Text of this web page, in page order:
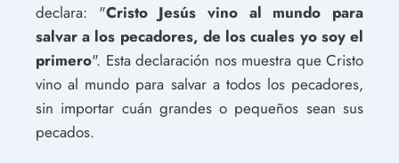
declara: "Cristo Jesús vino al mundo para
salvar a los pecadores, de los cuales yo soy el
primero". Esta declaración nos muestra que Cristo
vino al mundo para salvar a todos los pecadores,
sin importar cuán grandes o pequeños sean sus
pecados.